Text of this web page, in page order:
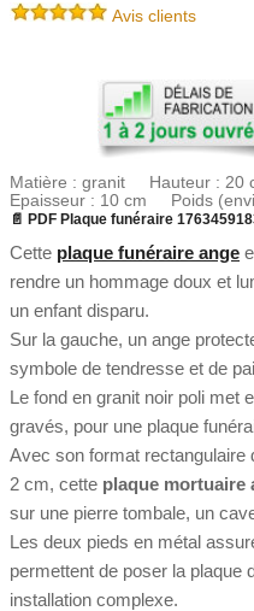
Avis clients
Matière : granit Hauteur :
Epaisseur : 10 cm Poids
📄 PDF Plaque funéraire
Cette plaque funéraire ange
rendre un hommage doux et
un enfant disparu.
Sur la gauche, un ange
symbole de tendresse et de
Le fond en granit noir poli met
gravés, pour une plaque
Avec son format rectangulaire
2 cm, cette plaque mortuaire
sur une pierre tombale, un
Les deux pieds en métal
permettent de poser la plaque
installation complexe.